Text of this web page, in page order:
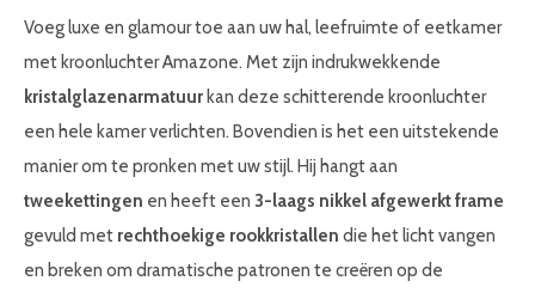
Voeg luxe en glamour toe aan uw hal, leefruimte of eetkamer
met kroonluchter Amazone. Met zijn indrukwekkende
kristalglazenarmatuur kan deze schitterende kroonluchter
een hele kamer verlichten. Bovendien is het een uitstekende
manier om te pronken met uw stijl. Hij hangt aan
twee kettingen en heeft een 3-laags nikkel afgewerkt frame
gevuld met rechthoekige rookkristallen die het licht vangen
en breken om dramatische patronen te creëren op de